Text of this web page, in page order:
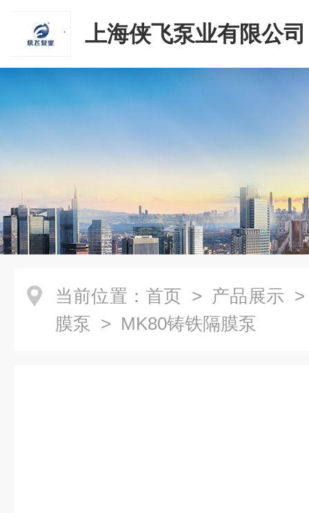
上海侠飞泵业有限公司
当前位置： 首页 > 产品展示
膜泵 > MK80铸铁隔膜泵